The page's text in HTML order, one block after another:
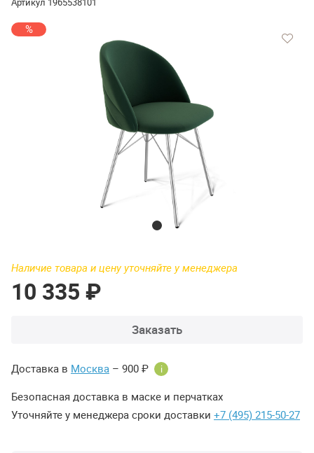
%
Наличие товара и цену уточняйте у менеджера
10 335 ₽
Заказать
Доставка в Москва – 900 ₽ i
Безопасная доставка в маске и перчатках
Уточняйте у менеджера сроки доставки +7 (495) 215-50-27